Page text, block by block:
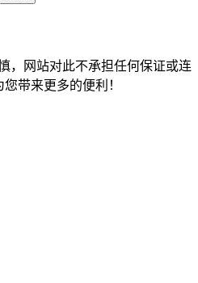
，网站对此不承担任何保证或连
带来更多的便利！